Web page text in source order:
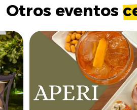
Otros eventos